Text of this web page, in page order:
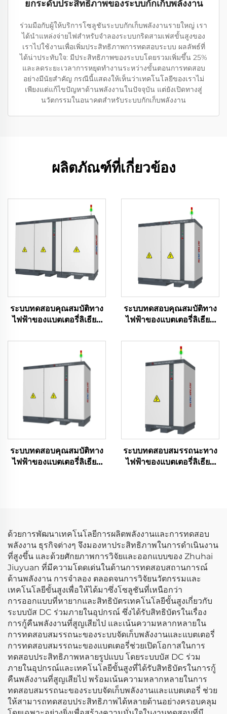
ยกระดับประสิทธิภาพของระบบกักเก็บพลังงาน
ร่วมมือกับผู้ให้บริการโซลูชันระบบกักเก็บพลังงานรายใหญ่ เรา
ได้นำแหล่งจ่ายไฟสำหรับจำลองระบบกริดสามเฟสขั้นสูงของ
เราไปใช้งานเพื่อเพิ่มประสิทธิภาพการทดสอบระบบ ผลลัพธ์ที่
ได้น่าประทับใจ: มีประสิทธิภาพของระบบโดยรวมเพิ่มขึ้น 25%
และลดระยะเวลาการหยุดทำงานระหว่างขั้นตอนการทดสอบ
อย่างมีนัยสำคัญ กรณีนี้แสดงให้เห็นว่าเทคโนโลยีของเราไม่
เพียงแต่แก้ไขปัญหาด้านพลังงานในปัจจุบัน แต่ยังเปิดทางสู่
นวัตกรรมในอนาคตสำหรับระบบกักเก็บพลังงาน
ผลิตภัณฑ์ที่เกี่ยวข้อง
ระบบทดสอบคุณสมบัติทาง
ไฟฟ้าของแบตเตอรี่ลิเธียม
ระบบทดสอบคุณสมบัติทาง
ไฟฟ้าของแบตเตอรี่ลิเธียม
ระบบทดสอบคุณสมบัติทาง
ไฟฟ้าของแบตเตอรี่ลิเธียม
ระบบทดสอบสมรรถนะทาง
ไฟฟ้าของแบตเตอรี่ลิเธียม
ด้วยการพัฒนาเทคโนโลยีการผลิตพลังงานและการทดสอบ
พลังงาน ธุรกิจต่างๆ จึงมองหาประสิทธิภาพในการดำเนินงาน
ที่สูงขึ้น และด้วยศักยภาพการวิจัยและออกแบบของ Zhuhai
Jiuyuan ที่มีความโดดเด่นในด้านการทดสอบสถานการณ์
ด้านพลังงาน การจำลอง ตลอดจนการวิจัยนวัตกรรมและ
เทคโนโลยีขั้นสูงเพื่อให้ได้มาซึ่งโซลูชันที่เหนือกว่า
การออกแบบที่หายากและสิทธิบัตรเทคโนโลยีขั้นสูงเกี่ยวกับ
ระบบบัส DC ร่วมภายในอุปกรณ์ ซึ่งได้รับสิทธิบัตรในเรื่อง
การกู้คืนพลังงานที่สูญเสียไป และเน้นความหลากหลายใน
การทดสอบสมรรถนะของระบบจัดเก็บพลังงานและแบตเตอรี่
การทดสอบสมรรถนะของแบตเตอรี่ช่วยเปิดโอกาสในการ
ทดสอบประสิทธิภาพหลายรูปแบบ โดยระบบบัส DC ร่วม
ภายในอุปกรณ์และเทคโนโลยีขั้นสูงที่ได้รับสิทธิบัตรในการกู้
คืนพลังงานที่สูญเสียไป พร้อมเน้นความหลากหลายในการ
ทดสอบสมรรถนะของระบบจัดเก็บพลังงานและแบตเตอรี่ ช่วย
ให้สามารถทดสอบประสิทธิภาพได้หลายด้านอย่างครอบคลุม